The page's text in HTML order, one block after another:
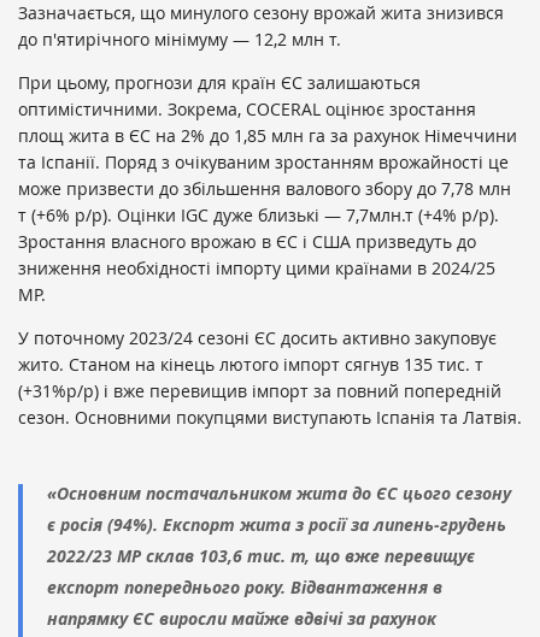
Зазначається, що минулого сезону врожай жита знизився
до п'ятирічного мінімуму — 12,2 млн т.
При цьому, прогнози для країн ЄС залишаються
оптимістичними. Зокрема, COCERAL оцінює зростання
площ жита в ЄС на 2% до 1,85 млн га за рахунок Німеччини
та Іспанії. Поряд з очікуваним зростанням врожайності це
може призвести до збільшення валового збору до 7,78 млн
т (+6% р/р). Оцінки IGC дуже близькі — 7,7млн.т (+4% р/р).
Зростання власного врожаю в ЄС і США призведуть до
зниження необхідності імпорту цими країнами в 2024/25
МР.
У поточному 2023/24 сезоні ЄС досить активно закуповує
жито. Станом на кінець лютого імпорт сягнув 135 тис. т
(+31%р/р) і вже перевищив імпорт за повний попередній
сезон. Основними покупцями виступають Іспанія та Латвія.
«Основним постачальником жита до ЄС цього сезону
є росія (94%). Експорт жита з росії за липень-грудень
2022/23 МР склав 103,6 тис. т, що вже перевищує
експорт попереднього року. Відвантаження в
напрямку ЄС виросли майже вдвічі за рахунок